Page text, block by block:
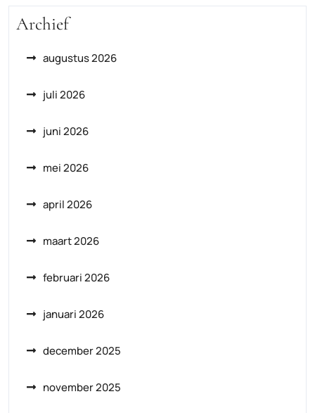
Archief
augustus 2026
juli 2026
juni 2026
mei 2026
april 2026
maart 2026
februari 2026
januari 2026
december 2025
november 2025